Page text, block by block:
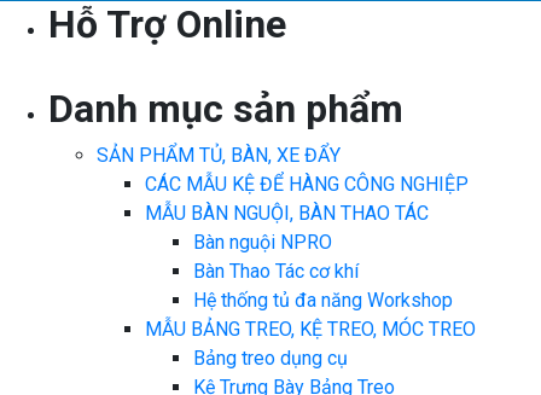
Hỗ Trợ Online
Danh mục sản phẩm
SẢN PHẨM TỦ, BÀN, XE ĐẨY
CÁC MẪU KỆ ĐỂ HÀNG CÔNG NGHIỆP
MẪU BÀN NGUỘI, BÀN THAO TÁC
Bàn nguội NPRO
Bàn Thao Tác cơ khí
Hệ thống tủ đa năng Workshop
MẪU BẢNG TREO, KỆ TREO, MÓC TREO
Bảng treo dụng cụ
Kệ Trưng Bày Bảng Treo